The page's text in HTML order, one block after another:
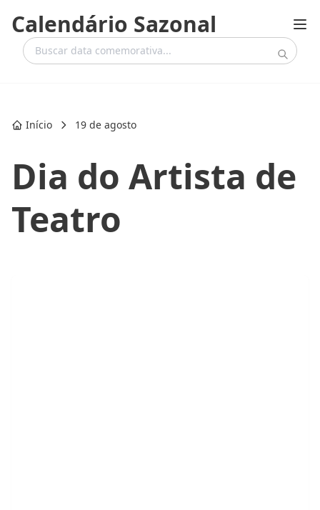
Calendário Sazonal
Início 19 de agosto
Dia do Artista de
Teatro